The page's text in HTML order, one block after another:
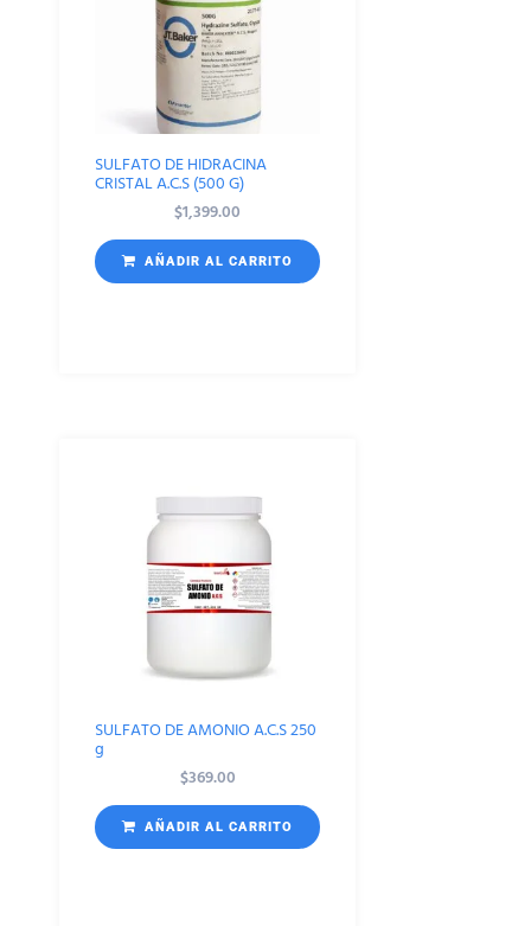
SULFATO DE HIDRACINA
CRISTAL A.C.S (500 G)
$1,399.00
AÑADIR AL CARRITO
SULFATO DE AMONIO A.C.S 250
g
$369.00
AÑADIR AL CARRITO